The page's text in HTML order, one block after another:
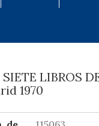
LIBROS
1970